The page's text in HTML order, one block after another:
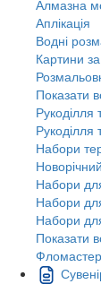
Алмазна
Аплікація
Водні
Картини
Показати
Набори
Набори
Набори для
Набори
Показати